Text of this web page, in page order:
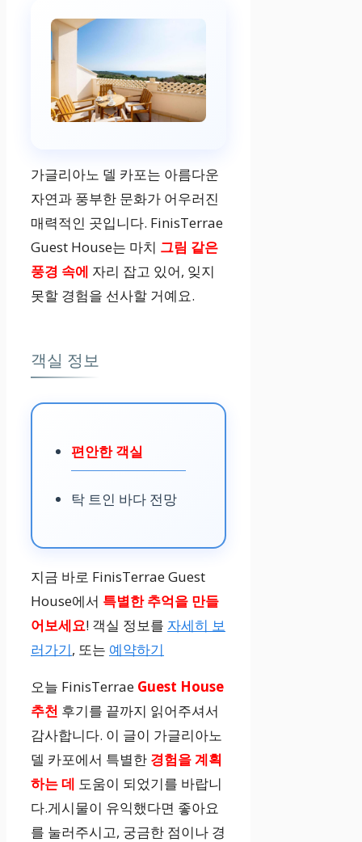
가글리아노 델 카포는 아름다운
자연과 풍부한 문화가 어우러진
매력적인 곳입니다. FinisTerrae
Guest House는 마치 그림 같은
풍경 속에 자리 잡고 있어, 잊지
못할 경험을 선사할 거예요.
객실 정보
편안한 객실
탁 트인 바다 전망
지금 바로 FinisTerrae Guest
House에서 특별한 추억을 만들
어보세요! 객실 정보를 자세히 보
러가기, 또는 예약하기
오늘 FinisTerrae Guest House
추천 후기를 끝까지 읽어주셔서
감사합니다. 이 글이 가글리아노
델 카포에서 특별한 경험을 계획
하는 데 도움이 되었기를 바랍니
다.게시물이 유익했다면 좋아요
를 눌러주시고, 궁금한 점이나 경